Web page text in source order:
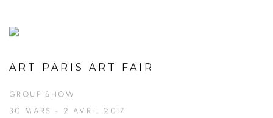
ART PARIS ART FAIR
GROUP SHOW
30 MARS - 2 AVRIL 2017